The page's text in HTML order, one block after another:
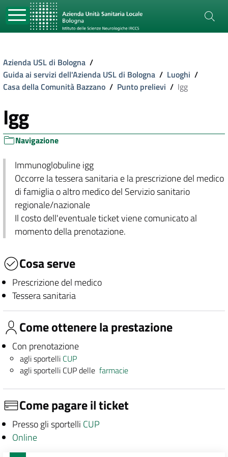
Azienda USL di Bologna /
Guida ai servizi dell'Azienda USL di Bologna / Luoghi /
Casa della Comunità Bazzano / Punto prelievi / Igg
Igg
Navigazione
Immunoglobuline igg
Occorre la tessera sanitaria e la prescrizione del medico
di famiglia o altro medico del Servizio sanitario
regionale/nazionale
Il costo dell'eventuale ticket viene comunicato al
momento della prenotazione.
Cosa serve
Prescrizione del medico
Tessera sanitaria
Come ottenere la prestazione
Con prenotazione
agli sportelli CUP
agli sportelli CUP dellefarmacie
Come pagare il ticket
Presso gli sportelli CUP
Online